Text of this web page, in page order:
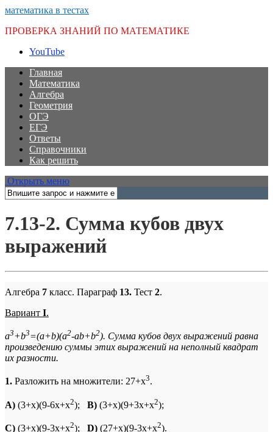
математика в тестах
ПРОВЕРКА ЗНАНИЙ ПО МАТЕМАТИКЕ
YouTube
Главная
Математика
Алгебра
Геометрия
ОГЭ
ЕГЭ
Ответы
Справочники
Как решить
Открыть меню
7.13-2. Сумма кубов двух
выражений
Алгебра 7 класс. Параграф 13. Тест 2.
Вариант I.
a3+b3=(a+b)(a2-ab+b2). Сумма кубов двух выражений равна
произведению суммы этих выражений на неполный квадрат
их разности.
1. Разложить на множители: 27+x3.
A) (3+x)(9-6x+x2); B) (3+x)(9+3x+x2);
C) (3+x)(9-3x+x2); D) (27+x)(9-3x+x2).